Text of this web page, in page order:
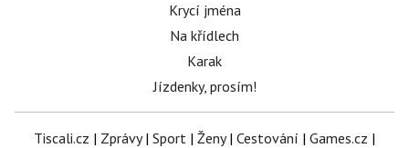
Krycí jména
Na křídlech
Karak
Jízdenky, prosím!
Tiscali.cz | Zprávy| Sport | Ženy| Cestování | Games.cz |